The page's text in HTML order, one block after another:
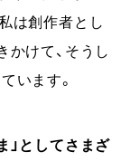
は創作者とし
けて、そうし
います。
としてさまざ